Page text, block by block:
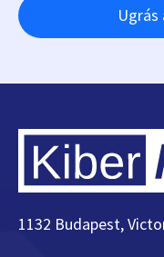
1132 Budapest,